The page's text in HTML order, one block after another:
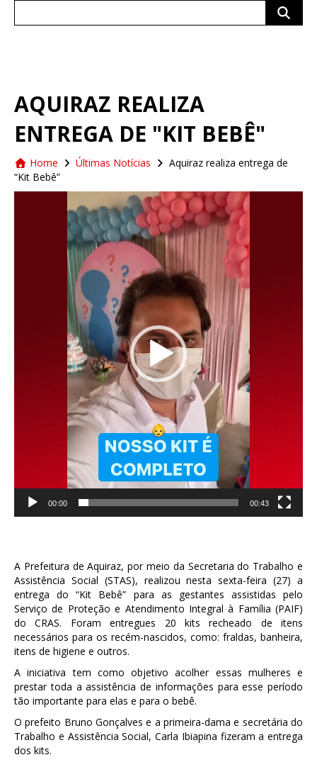
AQUIRAZ REALIZA
ENTREGA DE "KIT BEBÊ"
Home Últimas Notícias
Aquiraz realiza entrega de
“Kit Bebê”
00:00 00:43
A Prefeitura de Aquiraz, por meio da Secretaria do Trabalho e
Assistência Social (STAS), realizou nesta sexta-feira (27) a
entrega do “Kit Bebê” para as gestantes assistidas pelo
Serviço de Proteção e Atendimento Integral à Família (PAIF)
do CRAS. Foram entregues 20 kits recheado de itens
necessários para os recém-nascidos, como: fraldas, banheira,
itens de higiene e outros.
A iniciativa tem como objetivo acolher essas mulheres e
prestar toda a assistência de informações para esse período
tão importante para elas e para o bebê.
O prefeito Bruno Gonçalves e a primeira-dama e secretária do
Trabalho e Assistência Social, Carla Ibiapina fizeram a entrega
dos kits.